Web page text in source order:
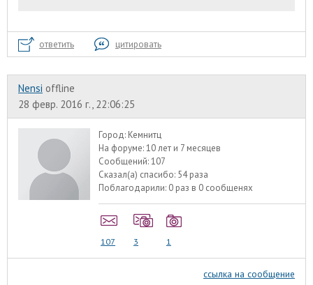
ответить цитировать
Nensi offline
28 февр. 2016 г., 22:06:25
Город: Кемнитц
На форуме:10 лет и 7 месяцев
Сообщений:107
Сказал(а) спасибо: 54 раза
Поблагодарили: 0 раз в 0 сообщенях
107 3 1
ссылка на сообщение